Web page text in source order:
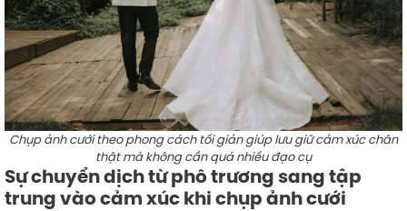
Chụp ảnh cưới theo phong cách tối giản giúp lưu giữ cảm xúc chân
thật mà không cần quá nhiều đạo cụ
Sự chuyển dịch từ phô trương sang tập
trung vào cảm xúc khi chụp ảnh cưới